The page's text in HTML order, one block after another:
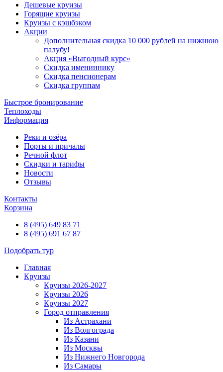
Дешевые круизы
Горящие круизы
Круизы с кэшбэком
Акции
Дополнительная скидка 10 000 рублей на нижнюю
палубу!
Акция «Выгодный курс»
Скидка имениннику
Скидка пенсионерам
Скидка группам
Быстрое бронирование
Теплоходы
Информация
Реки и озёра
Порты и причалы
Речной флот
Скидки и тарифы
Новости
Отзывы
Контакты
Корзина
8 (495) 649 83 71
8 (495) 691 67 87
Подобрать тур
Главная
Круизы
Круизы 2026-2027
Круизы 2026
Круизы 2027
Город отправления
Из Астрахани
Из Волгограда
Из Казани
Из Москвы
Из Нижнего Новгорода
Из Самары